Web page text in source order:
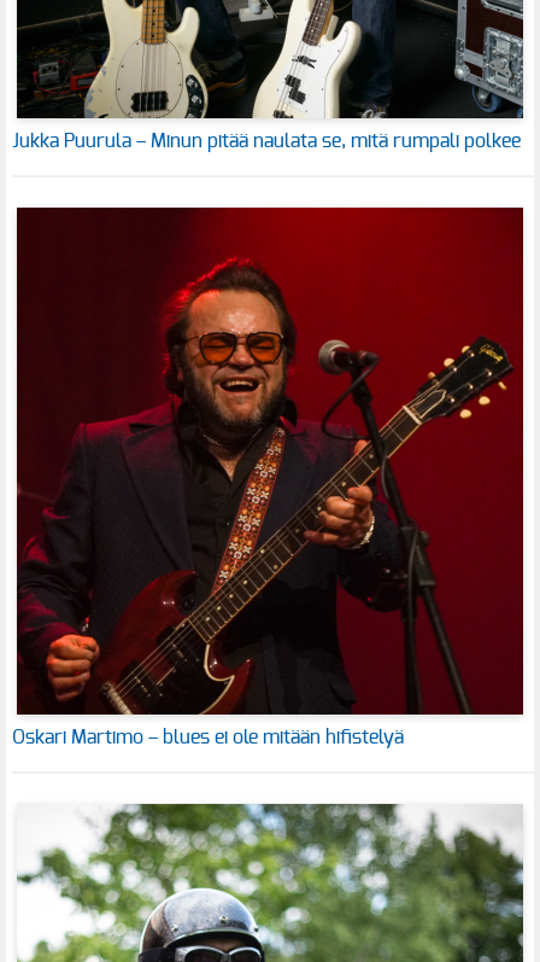
Jukka Puurula – Minun pitää naulata se, mitä rumpali polkee
Oskari Martimo – blues ei ole mitään hifistelyä